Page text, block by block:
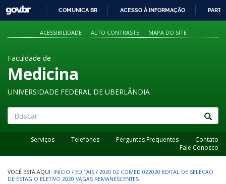
PARA
O
GOVBR
COMUNICA BR ACESSO À INFORMAÇÃO
ACESSIBILIDADE ALTO CONTRASTE MAPA DO SITE
Faculdade de
Medicina
UNIVERSIDADE FEDERAL DE UBERLÂNDIA
Serviços Telefones Perguntas Frequentes
Contato
Fale Conosco
INÍCIO / EDITAIS / 2020 02 COMED 022020 EDITAL DE SELECAO
DE ESTAGIO ELETIVO 2020 VAGAS REMANESCENTES